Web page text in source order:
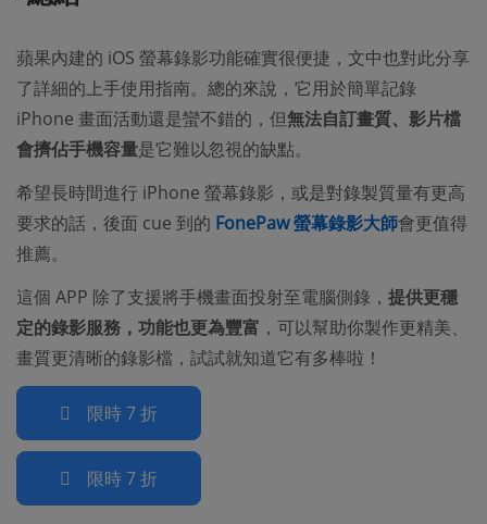
蘋果內建的 iOS 螢幕錄影功能確實很便捷，文中也對此分享
了詳細的上手使用指南。總的來說，它用於簡單記錄
iPhone 畫面活動還是蠻不錯的，但無法自訂畫質、影片檔
會擠佔手機容量是它難以忽視的缺點。
希望長時間進行 iPhone 螢幕錄影，或是對錄製質量有更高
要求的話，後面 cue 到的 FonePaw 螢幕錄影大師會更值得
推薦。
這個 APP 除了支援將手機畫面投射至電腦側錄， 提供更穩
定的錄影服務，功能也更為豐富 ，可以幫助你製作更精美、
畫質更清晰的錄影檔，試試就知道它有多棒啦！
限時 7 折
限時 7 折